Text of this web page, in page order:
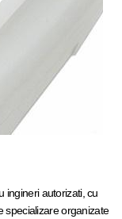
ingineri autorizati, cu
specializare organizate